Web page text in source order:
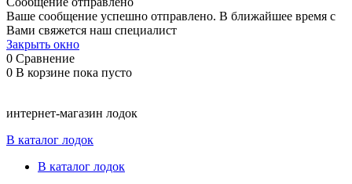
Ваше сообщение успешно отправлено. В ближайшее время с
Вами свяжется наш специалист
Закрыть окно
0 Сравнение
0 В корзине пока пусто
интернет-магазин лодок
В каталог лодок
В каталог лодок